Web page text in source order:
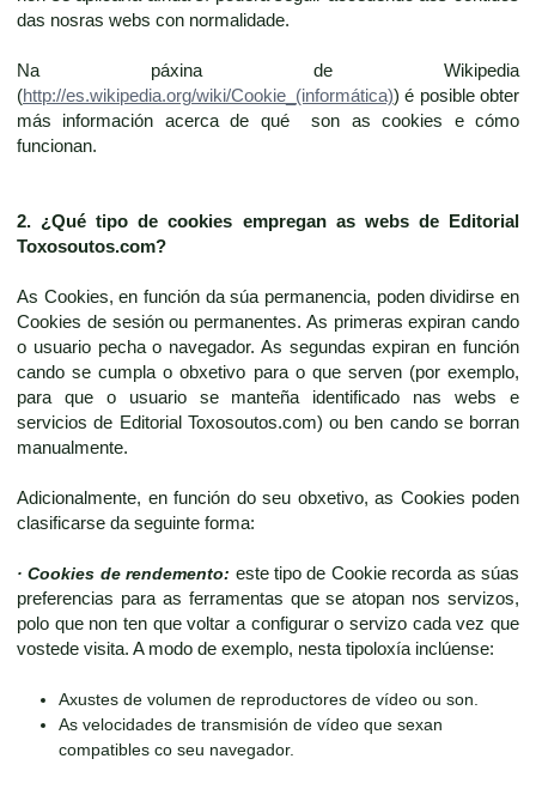
das nosras webs con normalidade.
Na páxina de Wikipedia
(http://es.wikipedia.org/wiki/Cookie_(informática)) é posible obter
más información acerca de qué son as cookies e cómo
funcionan.
2. ¿Qué tipo de cookies empregan as webs de
Editorial
Toxosoutos.com?
As Cookies, en función da súa permanencia, poden dividirse en
Cookies de sesión ou permanentes. As primeras expiran cando
o usuario pecha o navegador. As segundas expiran en función
cando se cumpla o obxetivo para o que serven (por exemplo,
para que o usuario se manteña identificado nas webs e
servicios de Editorial Toxosoutos.com) ou ben cando se borran
manualmente.
Adicionalmente, en función do seu obxetivo, as Cookies poden
clasificarse da seguinte forma:
· Cookies de rendemento: este tipo de Cookie recorda as súas
preferencias para as ferramentas que se atopan nos servizos,
polo que non ten que voltar a configurar o servizo cada vez que
vostede visita. A modo de exemplo, nesta tipoloxía inclúense:
Axustes de volumen de reproductores de vídeo ou son.
As velocidades de transmisión de vídeo que sexan
compatibles co seu navegador.